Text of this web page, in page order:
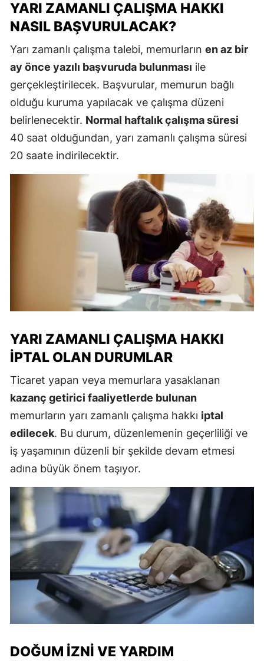
YARI ZAMANLI ÇALIŞMA HAKKI
NASIL BAŞVURULACAK?
Yarı zamanlı çalışma talebi, memurların en az bir
ay önce yazılı başvuruda bulunması ile
gerçekleştirilecek. Başvurular, memurun bağlı
olduğu kuruma yapılacak ve çalışma düzeni
belirlenecektir. Normal haftalık çalışma süresi
40 saat olduğundan, yarı zamanlı çalışma süresi
20 saate indirilecektir.
YARI ZAMANLI ÇALIŞMA HAKKI
İPTAL OLAN DURUMLAR
Ticaret yapan veya memurlara yasaklanan
kazanç getirici faaliyetlerde bulunan
memurların yarı zamanlı çalışma hakkı iptal
edilecek. Bu durum, düzenlemenin geçerliliği ve
iş yaşamının düzenli bir şekilde devam etmesi
adına büyük önem taşıyor.
DOĞUM İZNI VE YARDIM